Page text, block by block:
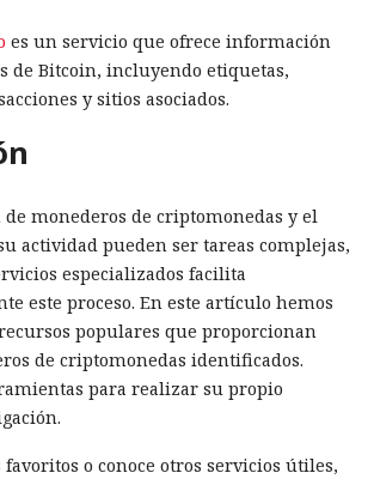
es un servicio que ofrece información
de Bitcoin, incluyendo etiquetas,
y sitios asociados.
monederos de criptomonedas y el
actividad pueden ser tareas complejas,
especializados facilita
este proceso. En este artículo hemos
populares que proporcionan
de criptomonedas identificados.
para realizar su propio
o conoce otros servicios útiles,